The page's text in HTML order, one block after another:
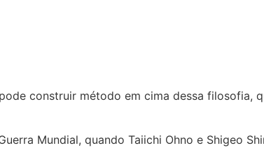
construir método em cima dessa filosofia,
Mundial, quando Taiichi Ohno e Shigeo